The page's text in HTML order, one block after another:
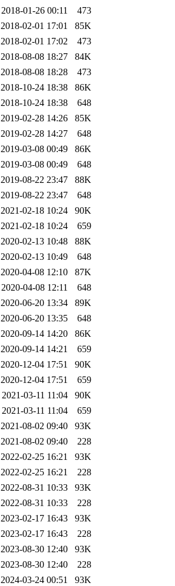
2018-01-26 00:11
473
2018-02-01 17:01
85K
2018-02-01 17:02
473
2018-08-08 18:27
84K
2018-08-08 18:28
473
2018-10-24 18:38
86K
2018-10-24 18:38
648
2019-02-28 14:26
85K
2019-02-28 14:27
648
2019-03-08 00:49
86K
2019-03-08 00:49
648
2019-08-22 23:47
88K
2019-08-22 23:47
648
2021-02-18 10:24
90K
2021-02-18 10:24
659
2020-02-13 10:48
88K
2020-02-13 10:49
648
2020-04-08 12:10
87K
2020-04-08 12:11
648
2020-06-20 13:34
89K
2020-06-20 13:35
648
2020-09-14 14:20
86K
2020-09-14 14:21
659
2020-12-04 17:51
90K
2020-12-04 17:51
659
2021-03-11 11:04
90K
2021-03-11 11:04
659
2021-08-02 09:40
93K
2021-08-02 09:40
228
2022-02-25 16:21
93K
2022-02-25 16:21
228
2022-08-31 10:33
93K
2022-08-31 10:33
228
2023-02-17 16:43
93K
2023-02-17 16:43
228
2023-08-30 12:40
93K
2023-08-30 12:40
228
2024-03-24 00:51
93K